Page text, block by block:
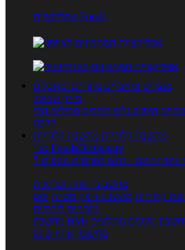
אפליקציית Foods
מוצרים ומאכלים מוצרים ומאכלים
מילון האוכל
חיפוש ע"פ רכיבים מכילים הכי
הרבה
מחשבון קלוריות מחשבון קלוריות
מנוי FoodsDictionary
ניסיון חינם - לחצו לפרטים נוספים
מחשבוני תזונה ובריאות
קלוריות מחשבון דופק מטרה יחס
מותניים לירכיים
מחשבון BMI מינונים מומלצים
מחשבון אחוז שומן